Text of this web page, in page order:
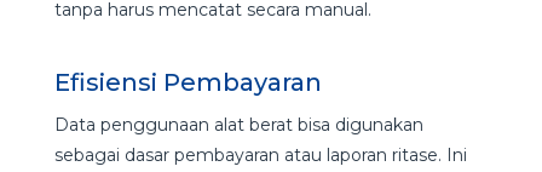
tanpa harus mencatat secara manual.
Efisiensi Pembayaran
Data penggunaan alat berat bisa digunakan
sebagai dasar pembayaran atau laporan ritase. Ini